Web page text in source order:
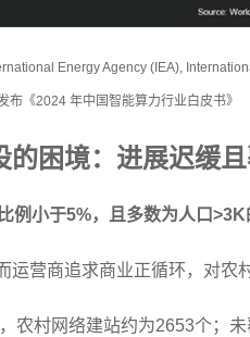
Energy Agency (IEA),
布《2024 年中国智能算力行业白皮书》
的困境：进展迟缓
例小于5%，且多数为人口>3K
运营商追求商业正循环，对农
农村网络建站约为2653个；